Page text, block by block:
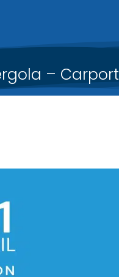
– Carport